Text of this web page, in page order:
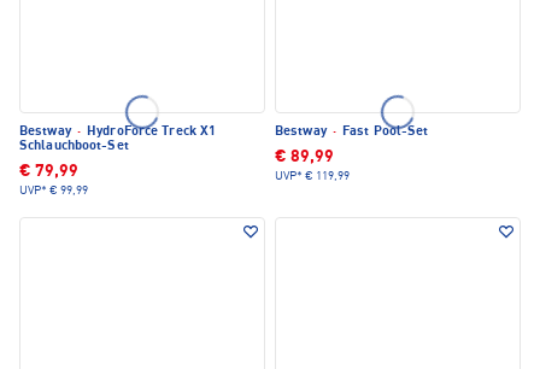
Bestway · HydroForce Treck X1
Schlauchboot-Set
€ 79,99
UVP* € 99,99
Bestway · Fast Pool-Set
€ 89,99
UVP* € 119,99